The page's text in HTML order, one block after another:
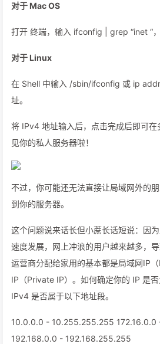
对于 Mac OS
打开 终端，输入 ifconfig | grep “inet “，
对于 Linux
在 Shell 中输入 /sbin/ifconfig 或 ip
址。
将 IPv4 地址输入后，点击完成后即可
见你的私人服务器啦！
不过，你可能还无法直接让局域网外的
到你的服务器。
这个问题说来话长但小蔗长话短说：因
速度发展，网上冲浪的用户越来越多，
运营商分配给家用的基本都是局域网IP
IP（Private IP）。如何确定你的 IP 是
IPv4 是否属于以下地址段。
10.0.0.0 - 10.255.255.255 172.16.0.0
192.168.0.0 - 192.168.255.255